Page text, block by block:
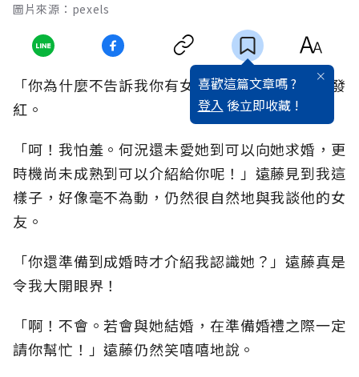
圖片來源：pexels
喜歡這篇文章嗎 ?
登入 後立即收藏 !
「你為什麼不告訴我你有女朋友？」我開始眼圈發
紅。
「呵！我怕羞。何況還未愛她到可以向她求婚，更
時機尚未成熟到可以介紹給你呢！」遠藤見到我這
樣子，好像毫不為動，仍然很自然地與我談他的女
友。
「你還準備到成婚時才介紹我認識她？」遠藤真是
令我大開眼界！
「啊！不會。若會與她結婚，在準備婚禮之際一定
請你幫忙！」遠藤仍然笑嘻嘻地說。